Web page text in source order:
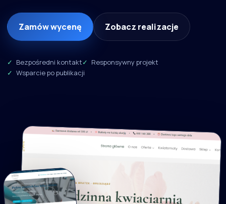
Zamów wycenę Zobacz realizacje
Bezpośredni kontakt
Responsywny projekt
Wsparcie po publikacji